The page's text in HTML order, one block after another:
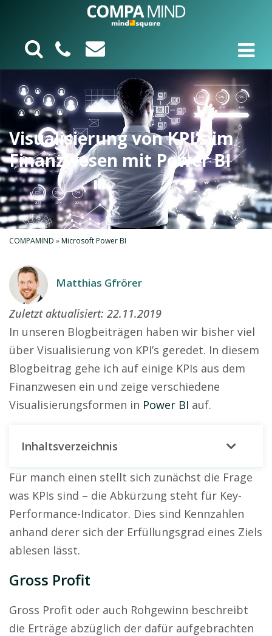
Visualisierung von KPI’s im
Finanzwesen mit Power BI
COMPAMIND »Microsoft Power BI
Matthias Gfrörer
Zuletzt aktualisiert: 22.11.2019
In unseren Blogbeiträgen haben wir bisher viel
über Visualisierung von KPI’s geredet. In diesem
Blogbeitrag gehe ich auf einige KPIs aus dem
Finanzwesen ein und zeige verschiedene
Visualisierungsformen in Power BI auf.
Inhaltsverzeichnis
Für manch einen stellt sich zunächst die Frage
was KPIs sind – die Abkürzung steht für Key-
Performance-Indicator. Dies sind Kennzahlen
anhand derer sich der Erfüllungsgrad eines Ziels
ablesen lässt.
Gross Profit
Gross Profit oder auch Rohgewinn beschreibt
die Erträge abzüglich der dafür aufgebrachten